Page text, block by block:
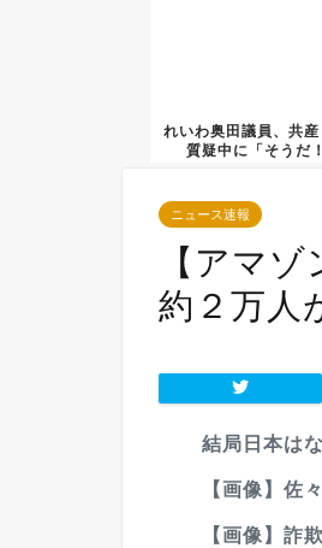
れいわ奥田議員、共
質疑中に「そうだ
ニュース速報
【アマ
約２万人
結局日本は
【画像】佐
【画像】詐